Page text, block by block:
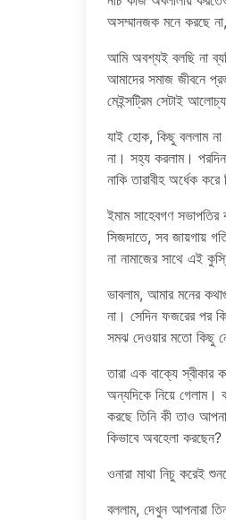
অসম্মানজক মনে করছে
আমি অবশ্যই বলছি না
আমাদের সমাজ জীবনে
মেইন্সট্রিম সেটাই
যাই হোক, কিছু বললাম
না। সহ্য করলাম।
নাকি তারাবীহ অর্ধেক
ইমাম সাহেবগণ
সিজদাতে, সব জায়গায়
না নামাজের সাথে এই
ভাবলাম, আমার মনের
না। সেদিন ফজরের পর
সমঝ দেওয়ার মতো কিছু
তারা এক বাক্যে
অন্যদিকে নিয়ে গেলাম।
করছে তিনি কী তাও
কিভাবে অবহেলা করছেন?
ওনারা মাথা নিচু করেই
বললাম, দেখুন আপনারা